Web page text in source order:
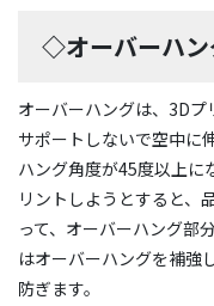
◇オーバーハ
オーバーハングは、3D
サポートしないで空中に
ハング角度が45度以上に
リントしようとすると、
って、オーバーハング部
はオーバーハングを補強
防ぎます。